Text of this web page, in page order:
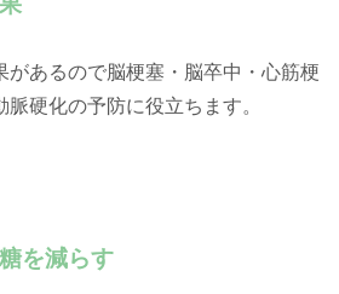
があるので脳梗塞・脳卒中・心筋梗
硬化の予防に役立ちます。
を減らす